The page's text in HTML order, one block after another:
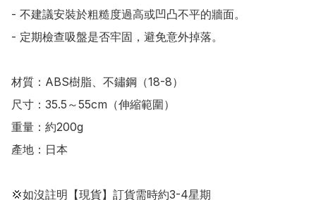
- 不建議安裝於粗糙度過高或凹凸不平的牆面。
- 定期檢查吸盤是否牢固，避免意外掉落。
材質：ABS樹脂、不鏽鋼（18-8）
尺寸：35.5～55cm（伸縮範圍）
重量：約200g
產地：日本
💢如沒註明【現貨】訂貨需時約3-4星期